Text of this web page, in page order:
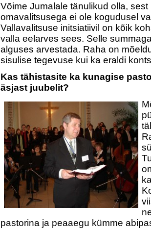
Võime Jumalale tänulikud olla,
omavalitsusega ei ole kogudusel
Vallavalitsuse initsiatiivil on kõik
valla eelarves sees. Selle
alguses arvestada. Raha on
sisulise tegevuse kui ka eraldi
Kas tähistasite ka kunagise
äsjast juubelit?
pastorina ja peaaegu kümme